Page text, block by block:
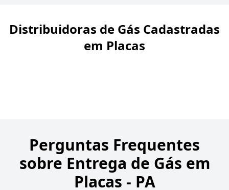
Distribuidoras de Gás Cadastradas
em Placas
Perguntas Frequentes
sobre Entrega de Gás em
Placas - PA